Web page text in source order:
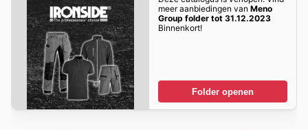
meer aanbiedingen van Meno
Group folder tot 31.12.2023
Binnenkort!
Folder openen